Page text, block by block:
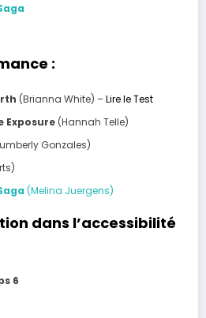
:
(Brianna White) –Lire le Test
Exposure(Hannah Telle)
Gonzales)
(Melina Juergens)
dans l’accessibilité
6